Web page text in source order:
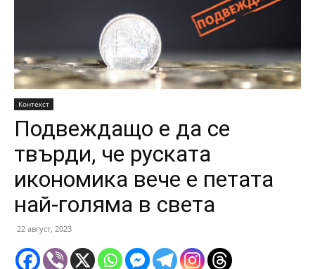
Контекст
Подвеждащо е да се
твърди, че руската
икономика вече е петата
най-голяма в света
22 август, 2023